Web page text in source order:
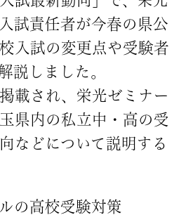
試責任者が今春の県公
入試の変更点や受験者
説しました。
載され、栄光ゼミナー
県内の私立中・高の受
などについて説明する
の高校受験対策